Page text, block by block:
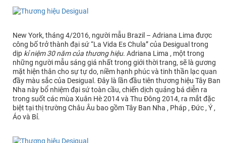
New York, tháng 4/2016, người mẫu Brazil – Adriana Lima được
công bố trở thành đại sứ “La Vida Es Chula” của Desigual trong
dịp kỉ niệm 30 năm của thương hiệu. Adriana Lima , một trong
những người mẫu sáng giá nhất trong giới thời trang, sẽ là gương
mặt hiện thân cho sự tự do, niềm hạnh phúc và tinh thần lạc quan
đầy màu sắc của Desigual. Đây là lần đầu tiên thương hiệu Tây Ban
Nha này bổ nhiệm đại sứ toàn cầu, chiến dịch quảng bá diễn ra
trong suốt các mùa Xuân Hè 2014 và Thu Đông 2014, ra mắt đặc
biệt tại thị trường Châu Âu bao gồm Tây Ban Nha , Pháp , Đức , Ý ,
Áo và Bỉ.